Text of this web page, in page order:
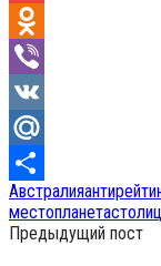
Gmail
Odnoklassniki
Viber
VK
Mail.Ru
Отправить
Австралия
местопланета
Предыдущий пост